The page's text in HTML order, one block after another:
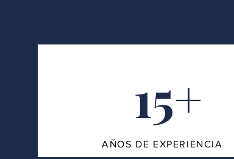
15+
AÑOS DE EXPERIENCIA